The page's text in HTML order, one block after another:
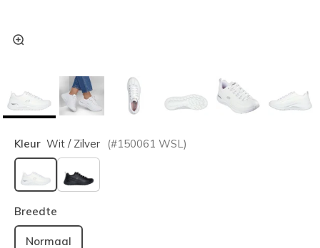
Kleur Wit / Zilver (#150061 WSL )
geselecteerd
Breedte
Normaal